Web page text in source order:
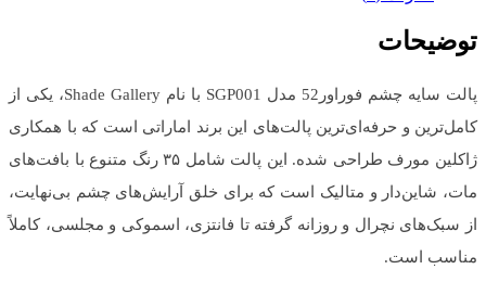
توضیحات
پالت سایه چشم فوراور52 مدل SGP001 با نام Shade Gallery، یکی از
کامل‌ترین و حرفه‌ای‌ترین پالت‌های این برند اماراتی است که با همکاری
ژاکلین مورف طراحی شده. این پالت شامل ۳۵ رنگ متنوع با بافت‌های
مات، شاین‌دار و متالیک است که برای خلق آرایش‌های چشم بی‌نهایت،
از سبک‌های نچرال و روزانه گرفته تا فانتزی، اسموکی و مجلسی، کاملاً
مناسب است.